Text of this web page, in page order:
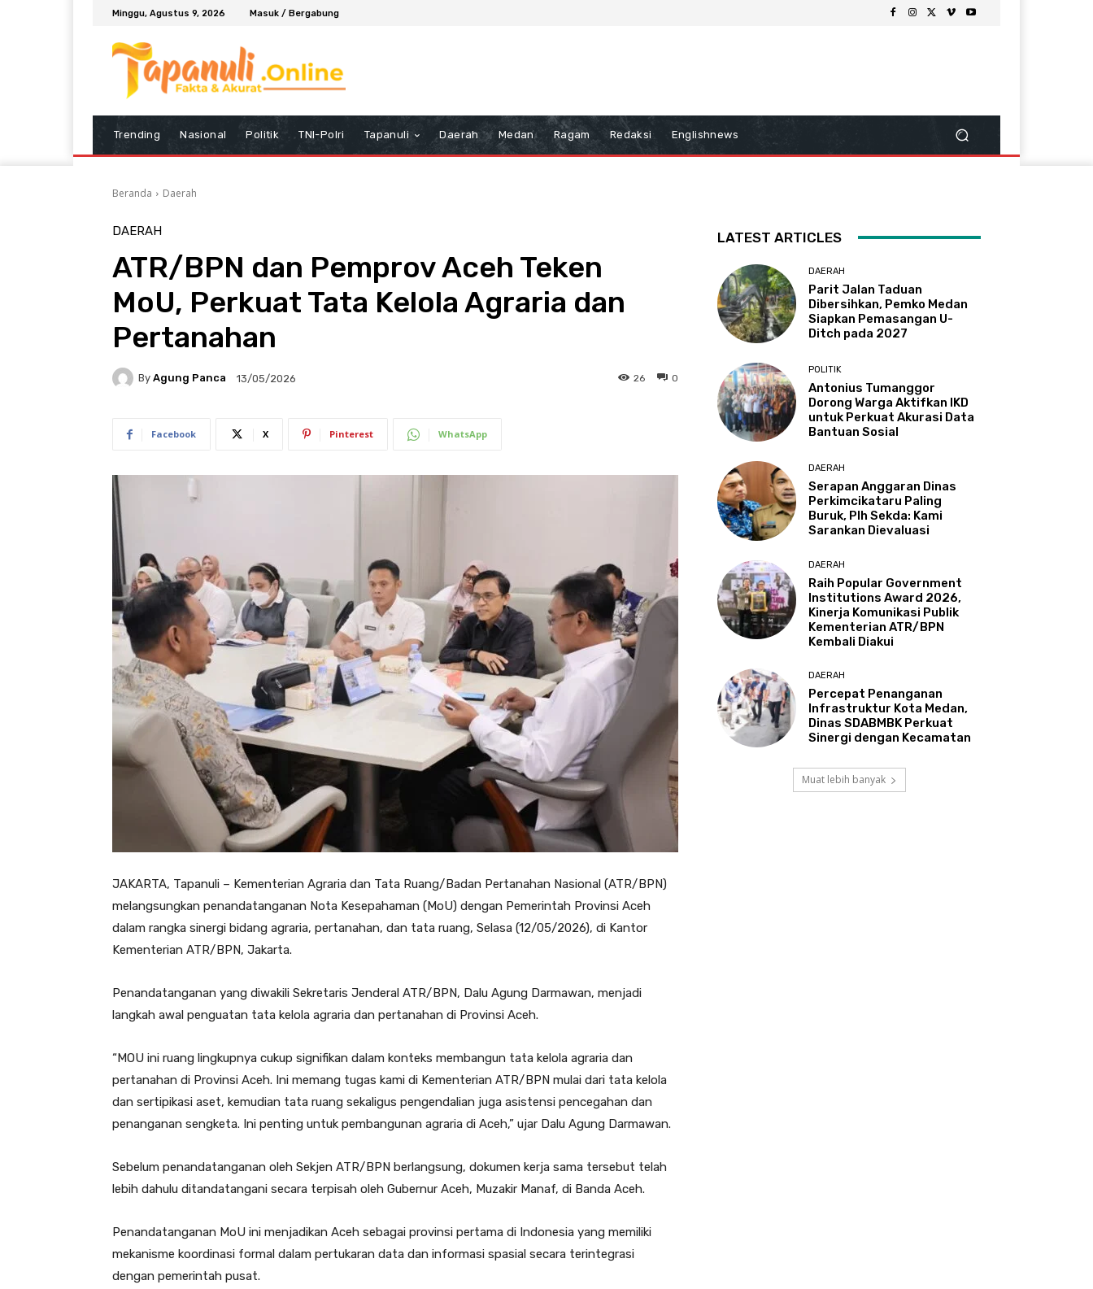
Minggu, Agustus 9, 2026 Masuk / Bergabung
Trending Nasional Politik TNI-Polri Tapanuli Daerah Medan Ragam Redaksi Englishnews
Beranda Daerah
DAERAH
ATR/BPN dan Pemprov Aceh Teken
MoU, Perkuat Tata Kelola Agraria dan
Pertanahan
By Agung Panca 13/05/2026 0
26
Facebook X Pinterest WhatsApp
JAKARTA, Tapanuli – Kementerian Agraria dan Tata Ruang/Badan Pertanahan Nasional (ATR/BPN)
melangsungkan penandatanganan Nota Kesepahaman (MoU) dengan Pemerintah Provinsi Aceh
dalam rangka sinergi bidang agraria, pertanahan, dan tata ruang, Selasa (12/05/2026), di Kantor
Kementerian ATR/BPN, Jakarta.
Penandatanganan yang diwakili Sekretaris Jenderal ATR/BPN, Dalu Agung Darmawan, menjadi
langkah awal penguatan tata kelola agraria dan pertanahan di Provinsi Aceh.
“MOU ini ruang lingkupnya cukup signifikan dalam konteks membangun tata kelola agraria dan
pertanahan di Provinsi Aceh. Ini memang tugas kami di Kementerian ATR/BPN mulai dari tata kelola
dan sertipikasi aset, kemudian tata ruang sekaligus pengendalian juga asistensi pencegahan dan
penanganan sengketa. Ini penting untuk pembangunan agraria di Aceh,” ujar Dalu Agung Darmawan.
Sebelum penandatanganan oleh Sekjen ATR/BPN berlangsung, dokumen kerja sama tersebut telah
lebih dahulu ditandatangani secara terpisah oleh Gubernur Aceh, Muzakir Manaf, di Banda Aceh.
Penandatanganan MoU ini menjadikan Aceh sebagai provinsi pertama di Indonesia yang memiliki
mekanisme koordinasi formal dalam pertukaran data dan informasi spasial secara terintegrasi
dengan pemerintah pusat.
LATEST ARTICLES
DAERAH
Parit Jalan Taduan
Dibersihkan, Pemko Medan
Siapkan Pemasangan U-
Ditch pada 2027
POLITIK
Antonius Tumanggor
Dorong Warga Aktifkan IKD
untuk Perkuat Akurasi Data
Bantuan Sosial
DAERAH
Serapan Anggaran Dinas
Perkimcikataru Paling
Buruk, Plh Sekda: Kami
Sarankan Dievaluasi
DAERAH
Raih Popular Government
Institutions Award 2026,
Kinerja Komunikasi Publik
Kementerian ATR/BPN
Kembali Diakui
DAERAH
Percepat Penanganan
Infrastruktur Kota Medan,
Dinas SDABMBK Perkuat
Sinergi dengan Kecamatan
Muat lebih banyak